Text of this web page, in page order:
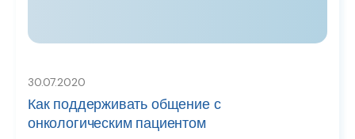
30.07.2020
Как поддерживать общение с
онкологическим пациентом